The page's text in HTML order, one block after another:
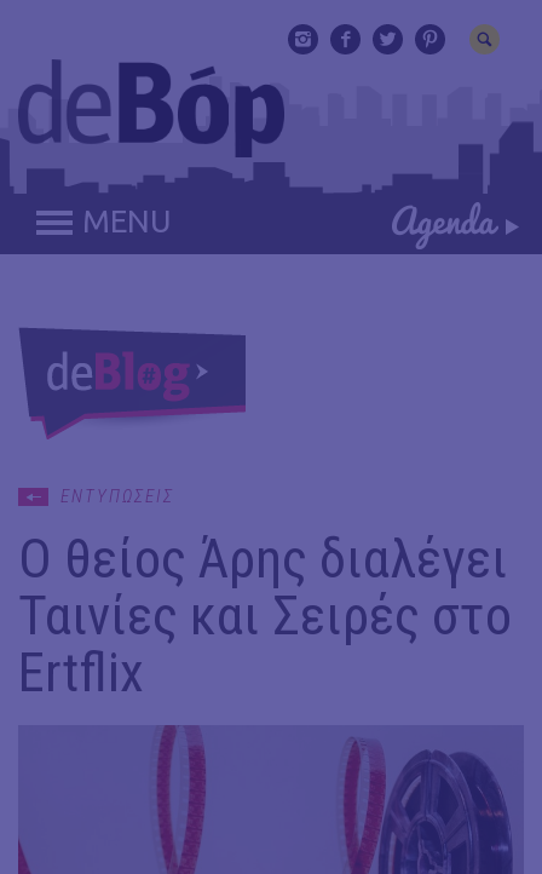
MENU
ΕΝΤΥΠΩΣΕΙΣ
Ο θείος Άρης διαλέγει
Ταινίες και Σειρές στο
Ertflix